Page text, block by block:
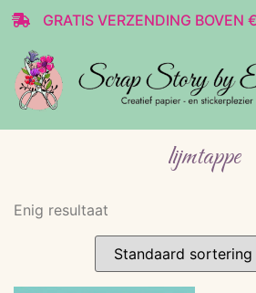
GRATIS VERZENDING BOVEN
lijmtappe
Enig resultaat